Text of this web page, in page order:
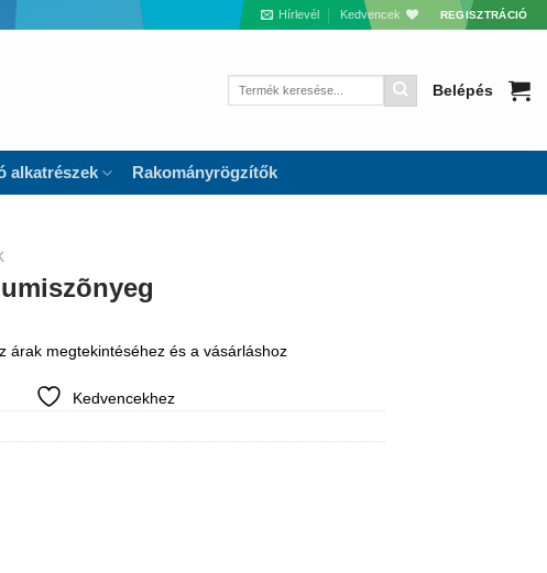
Hírlevél Kedvencek REGISZTRÁCIÓ
Keresés
Belépés
alkatrészek Rakományrögzítők
árak megtekintéséhez és a vásárláshoz
Kedvencekhez